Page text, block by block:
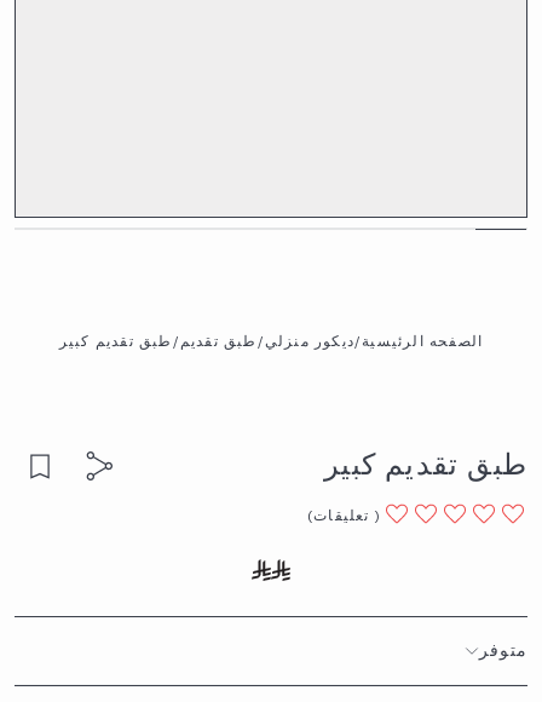
الصفحه الرئيسية /ديكور منزلي/ طبق تقديم / طبق تقديم كبير
طبق تقديم كبير
( تعليقات)
متوفر